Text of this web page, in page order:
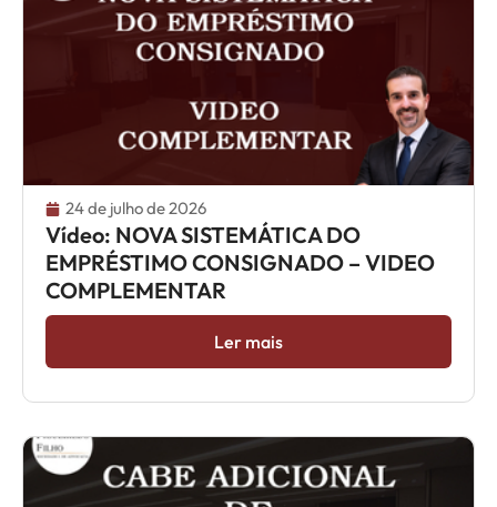
24 de julho de 2026
Vídeo: NOVA SISTEMÁTICA DO
EMPRÉSTIMO CONSIGNADO – VIDEO
COMPLEMENTAR
Ler mais